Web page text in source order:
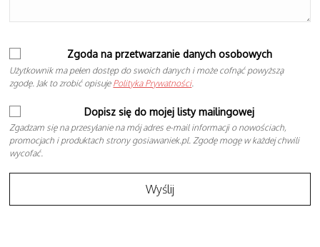
Zgoda na przetwarzanie danych osobowych
Użytkownik ma pełen dostęp do swoich danych i może cofnąć powyższą
zgodę. Jak to zrobić opisuje Polityka Prywatności.
Dopisz się do mojej listy mailingowej
Zgadzam się na przesyłanie na mój adres e-mail informacji o nowościach,
promocjach i produktach strony gosiawaniek.pl. Zgodę mogę w każdej chwili
wycofać.